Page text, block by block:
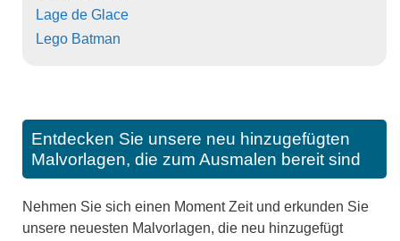
Lage de Glace
Lego Batman
Entdecken Sie unsere neu hinzugefügten
Malvorlagen, die zum Ausmalen bereit sind
Nehmen Sie sich einen Moment Zeit und erkunden Sie
unsere neuesten Malvorlagen, die neu hinzugefügt